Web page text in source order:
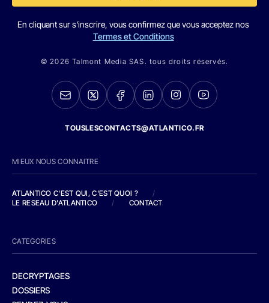
En cliquant sur s'inscrire, vous confirmez que vous acceptez nos
Termes et Conditions
© 2026 Talmont Media SAS. tous droits réservés.
TOUSLESCONTACTS@ATLANTICO.FR
MIEUX NOUS CONNAITRE
ATLANTICO C'EST QUI, C'EST QUOI ?
/
LE RESEAU D'ATLANTICO
/ CONTACT
CATEGORIES
DECRYPTAGES
DOSSIERS